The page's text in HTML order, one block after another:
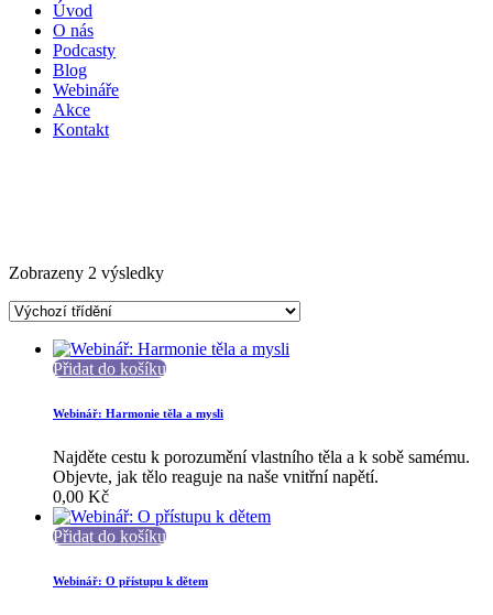
Úvod
O nás
Podcasty
Blog
Webináře
Akce
Kontakt
Zobrazeny 2 výsledky
Přidat do košíku
Webinář: Harmonie těla a mysli
Najděte cestu k porozumění vlastního těla a k sobě samému.
Objevte, jak tělo reaguje na naše vnitřní napětí.
0,00 Kč
Přidat do košíku
Webinář: O přístupu k dětem